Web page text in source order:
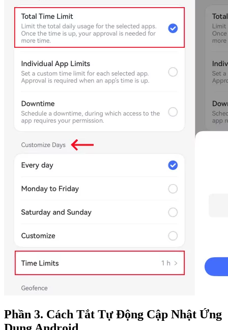
Phần 3. Cách Tắt Tự Động Cập Nhật Ứng